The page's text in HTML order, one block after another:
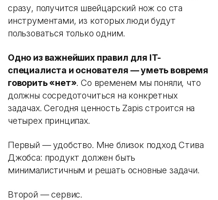
сразу, получится швейцарский нож со ста
инструментами, из которых люди будут
пользоваться только одним.
Одно из важнейших правил для IT-
специалиста и основателя — уметь вовремя
говорить «нет». Со временем мы поняли, что
должны сосредоточиться на конкретных
задачах. Сегодня ценность Zapis строится на
четырех принципах.
Первый — удобство. Мне близок подход Стива
Джобса: продукт должен быть
минималистичным и решать основные задачи.
Второй — сервис.